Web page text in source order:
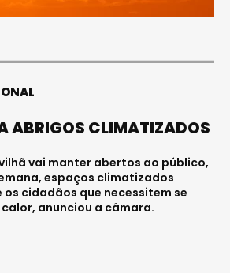
ABRIGOS CLIMATIZADOS
vai manter abertos ao público,
espaços climatizados
cidadãos que necessitem se
anunciou a câmara.